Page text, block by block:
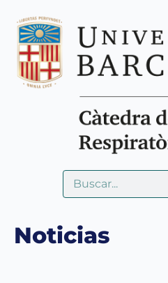
Noticias